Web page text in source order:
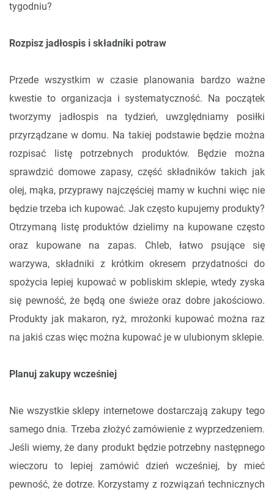
tygodniu?
Rozpisz jadłospis i składniki potraw
Przede wszystkim w czasie planowania bardzo ważne
kwestie to organizacja i systematyczność. Na początek
tworzymy jadłospis na tydzień, uwzględniamy posiłki
przyrządzane w domu. Na takiej podstawie będzie można
rozpisać listę potrzebnych produktów. Będzie można
sprawdzić domowe zapasy, część składników takich jak
olej, mąka, przyprawy najczęściej mamy w kuchni więc nie
będzie trzeba ich kupować. Jak często kupujemy produkty?
Otrzymaną listę produktów dzielimy na kupowane często
oraz kupowane na zapas. Chleb, łatwo psujące się
warzywa, składniki z krótkim okresem przydatności do
spożycia lepiej kupować w pobliskim sklepie, wtedy zyska
się pewność, że będą one świeże oraz dobre jakościowo.
Produkty jak makaron, ryż, mrożonki kupować można raz
na jakiś czas więc można kupować je w ulubionym sklepie.
Planuj zakupy wcześniej
Nie wszystkie sklepy internetowe dostarczają zakupy tego
samego dnia. Trzeba złożyć zamówienie z wyprzedzeniem.
Jeśli wiemy, że dany produkt będzie potrzebny następnego
wieczoru to lepiej zamówić dzień wcześniej, by mieć
pewność, że dotrze. Korzystamy z rozwiązań technicznych